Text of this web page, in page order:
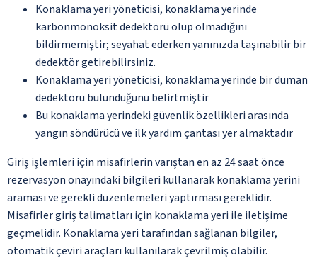
Konaklama yeri yöneticisi, konaklama yerinde
karbonmonoksit dedektörü olup olmadığını
bildirmemiştir; seyahat ederken yanınızda taşınabilir bir
dedektör getirebilirsiniz.
Konaklama yeri yöneticisi, konaklama yerinde bir duman
dedektörü bulunduğunu belirtmiştir
Bu konaklama yerindeki güvenlik özellikleri arasında
yangın söndürücü ve ilk yardım çantası yer almaktadır
Giriş işlemleri için misafirlerin varıştan en az 24 saat önce
rezervasyon onayındaki bilgileri kullanarak konaklama yerini
araması ve gerekli düzenlemeleri yaptırması gereklidir.
Misafirler giriş talimatları için konaklama yeri ile iletişime
geçmelidir. Konaklama yeri tarafından sağlanan bilgiler,
otomatik çeviri araçları kullanılarak çevrilmiş olabilir.